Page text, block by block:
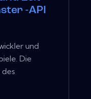
-API
und
Die